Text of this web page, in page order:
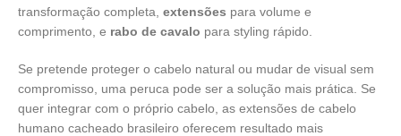
transformação completa, extensões para volume e
comprimento, e rabo de cavalo para styling rápido.
Se pretende proteger o cabelo natural ou mudar de visual sem
compromisso, uma peruca pode ser a solução mais prática. Se
quer integrar com o próprio cabelo, as extensões de cabelo
humano cacheado brasileiro oferecem resultado mais